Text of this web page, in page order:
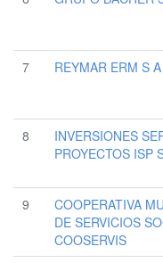
7
REYMAR ERM S
8
INVERSIONES
PROYECTOS ISP
9
COOPERATIVA
DE SERVICIOS
COOSERVIS